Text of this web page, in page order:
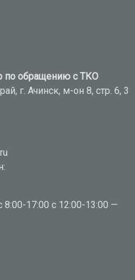
по обращению с ТКО
г. Ачинск, м-он 8, стр. 6, 3
17:00 с 12:00-13:00 —